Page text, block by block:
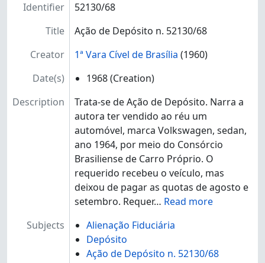
[Subseries] 119.2 - 119.2 - Outros assuntos relativos a Cível/Insolvência civil
[Subseries] 119.9 - 119.9 - Outros assuntos relativos a cível/ Assuntos diversos relativos a cível
[Series] 130 - 130 - Falência e Concordata
[Series] 150 - 150 - Acidentes do Trabalho
[Series] 160 - 160 - Fazenda Pública
[Series] 210 - 210 - Crimes contra a pessoa, contra o patrimônio e propriedade imaterial
[Series] 220 - 220 - Crimes contra a Família
[Series] 230 - 230 - Crimes contra a Paz, Fé Públicas e Outras Falsidades
[Series] 240 - 240 - Crimes contra a Economia
[Series] 250 - 250 - Entorpecentes
[Series] 260 - 260 - Contravenções Penais
[Series] 270 - 270 - Delitos de Trânsito
[Series] 290 - 290 - Outros Crimes
[Subseção] CIRCACL - Circunscrição Judiciária - Águas Claras
[Subseção] CIRCBRZ - Circunscrição Judiciária - Brazlândia
Identifier
52130/68
Title
Ação de Depósito n. 52130/68
Creator
1ª Vara Cível de Brasília (1960)
Date(s)
1968(Creation)
Description
Trata-se de Ação de Depósito. Narra a
autora ter vendido ao réu um
automóvel, marca Volkswagen, sedan,
ano 1964, por meio do Consórcio
Brasiliense de Carro Próprio. O
requerido recebeu o veículo, mas
deixou de pagar as quotas de agosto e
setembro. Requer… Read more
Subjects
Alienação Fiduciária
Depósito
Ação de Depósito n. 52130/68